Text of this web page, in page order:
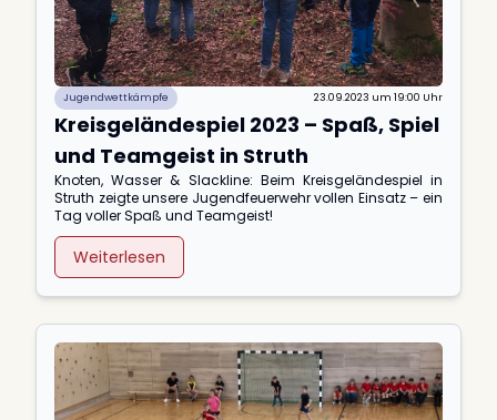
Jugendwettkämpfe 23.09.2023 um 19:00 Uhr
Kreisgeländespiel 2023 – Spaß, Spiel
und Teamgeist in Struth
Knoten, Wasser & Slackline: Beim Kreisgeländespiel in
Struth zeigte unsere Jugendfeuerwehr vollen Einsatz – ein
Tag voller Spaß und Teamgeist!
Weiterlesen